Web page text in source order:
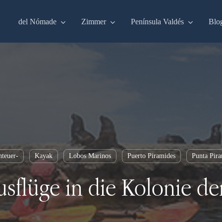
del Nómade Zimmer Península Valdés
Kayak Lobos Marinos Puerto Piramides Punta
in die Kolonie